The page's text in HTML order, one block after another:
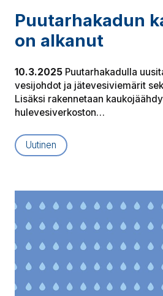
Puu­tar­ha­ka­dun
on alkanut
10.3.2025 Puutarhakadulla
vesijohdot ja jätevesiviemärit
Lisäksi rakennetaan
hulevesiverkoston…
Uutinen